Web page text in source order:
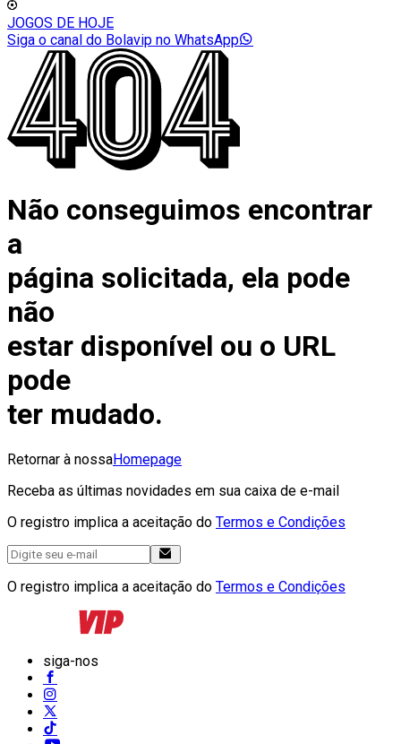
JOGOS DE HOJE
Siga o canal do Bolavip no WhatsApp
Não conseguimos encontrar
a
página solicitada, ela pode
não
estar disponível ou o URL
pode
ter mudado.
Retornar à nossaHomepage
Receba as últimas novidades em sua caixa de e-mail
O registro implica a aceitação do Termos e Condições
O registro implica a aceitação do Termos e Condições
siga-nos